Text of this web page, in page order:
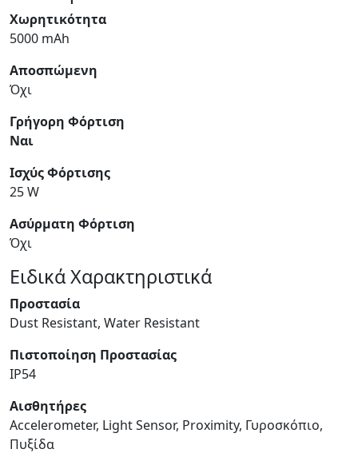
Χωρητικότητα
5000 mAh
Αποσπώμενη
Όχι
Γρήγορη Φόρτιση
Ναι
Ισχύς Φόρτισης
25 W
Ασύρματη Φόρτιση
Όχι
Ειδικά Χαρακτηριστικά
Προστασία
Dust Resistant, Water Resistant
Πιστοποίηση Προστασίας
IP54
Αισθητήρες
Accelerometer, Light Sensor, Proximity, Γυροσκόπιο,
Πυξίδα